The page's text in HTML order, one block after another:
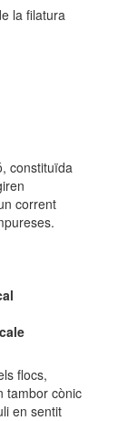
la filatura
constituïda
corrent
flocs,
tambor cònic
en sentit